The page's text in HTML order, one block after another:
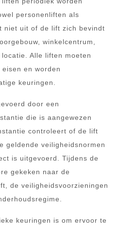
personenliften als
niet uit of de lift zich bevindt
winkelcentrum,
Alle liften moeten
en worden
keuringen.
door een
die is aangewezen
controleert of de lift
geldende veiligheidsnormen
is uitgevoerd. Tijdens de
gekeken naar de
de veiligheidsvoorzieningen
keuringen is om ervoor te